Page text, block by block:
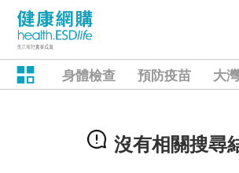
身體檢查 預防疫苗 大
沒有相關搜尋